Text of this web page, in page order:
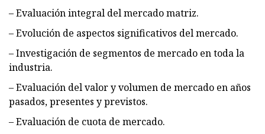
– Evaluación integral del mercado matriz.
– Evolución de aspectos significativos del mercado.
– Investigación de segmentos de mercado en toda la
industria.
– Evaluación del valor y volumen de mercado en años
pasados, presentes y previstos.
– Evaluación de cuota de mercado.